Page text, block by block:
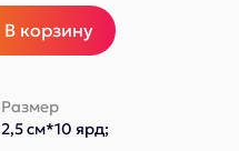
В корзину
Размер
2,5 см*10 ярд;